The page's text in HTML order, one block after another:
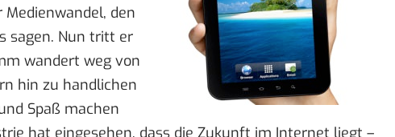
den
sagen. Nun tritt er
wandert weg von
hin zu handlichen
Spaß machen
hat eingesehen, dass die Zukunft im Internet liegt –